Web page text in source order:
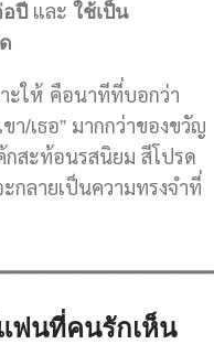
ปี และ ใช้เป็น
ะให้ คือนาทีที่บอกว่า
า/เธอ” มากกว่าของขวัญ
กสะท้อนรสนิยม สีโปรด
กลายเป็นความทรงจำที่
ฟนที่คนรักเห็น